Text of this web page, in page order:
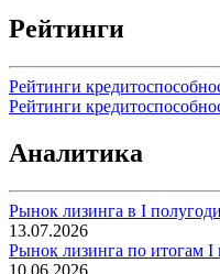
Рейтинги
Рейтинги
Рейтинги
Аналитика
Рынок лизинга в I
13.07.2026
Рынок лизинга по итогам I
10.06.2026